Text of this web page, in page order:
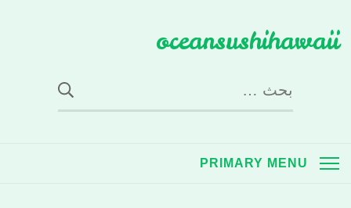
to
oceansushihawaii
البحث
عن:
PRIMARY MENU